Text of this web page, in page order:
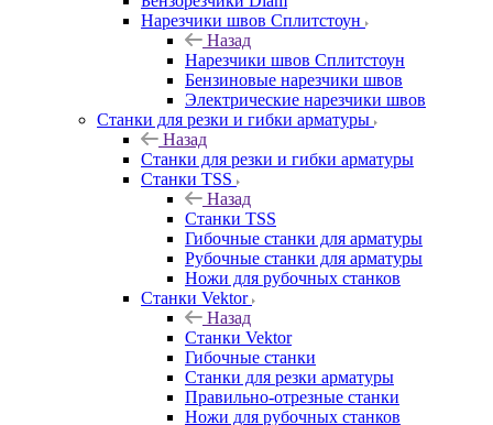
Нарезчики швов Сплитстоун
Назад
Нарезчики швов Сплитстоун
Бензиновые нарезчики швов
Электрические нарезчики швов
Станки для резки и гибки арматуры
Назад
Станки для резки и гибки арматуры
Станки TSS
Назад
Станки TSS
Гибочные станки для арматуры
Рубочные станки для арматуры
Ножи для рубочных станков
Станки Vektor
Назад
Станки Vektor
Гибочные станки
Станки для резки арматуры
Правильно-отрезные станки
Ножи для рубочных станков